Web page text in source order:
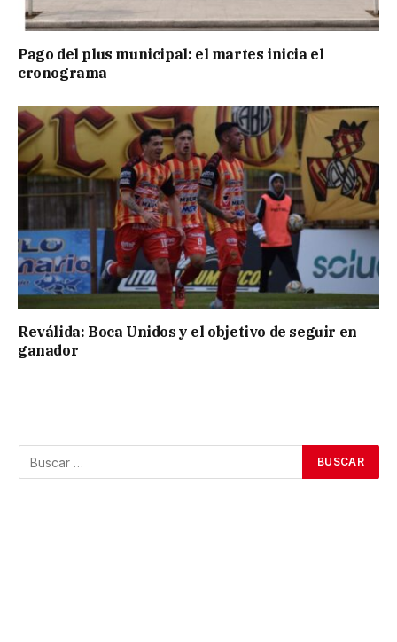
Pago del plus municipal: el martes inicia el
cronograma
Reválida: Boca Unidos y el objetivo de seguir en
ganador